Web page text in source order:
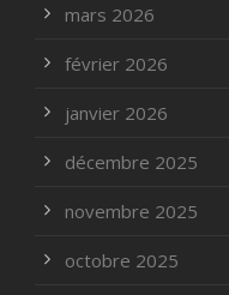
mars 2026
février 2026
janvier 2026
décembre 2025
novembre 2025
octobre 2025